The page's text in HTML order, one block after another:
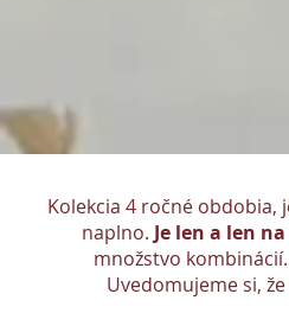
Kolekcia 4 ročné obdobia,
naplno. Je len a len
množstvo
Uvedomujeme si,